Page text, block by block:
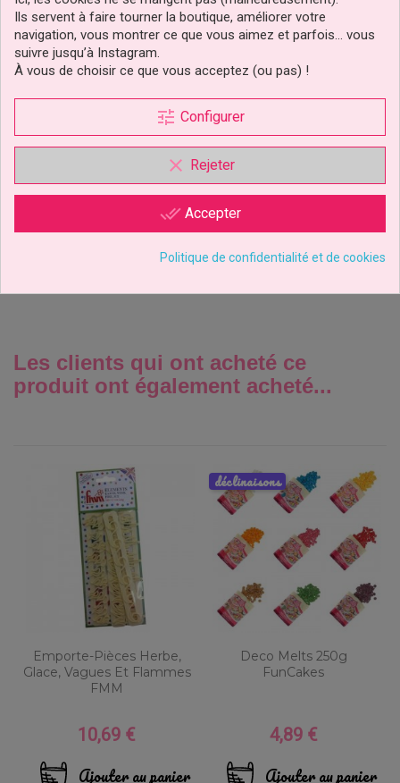
Disque Azyme Winnie Et
Ajouter au panier
Les clients qui ont acheté ce
produit ont également acheté...
Emporte-Pièces Herbe,
Glace, Vagues Et Flammes
FMM
Prix
10,69 €
Ajouter au panier
Deco Melts 250g
FunCakes
Prix
4,89 €
Ajouter au panier
déclinaisons
Ils servent à faire tourner la boutique, améliorer votre
navigation, vous montrer ce que vous aimez et parfois… vous
suivre jusqu’à Instagram.
À vous de choisir ce que vous acceptez (ou pas) !
tune Configurer
clear Rejeter
done_all Accepter
Politique de confidentialité et de cookies